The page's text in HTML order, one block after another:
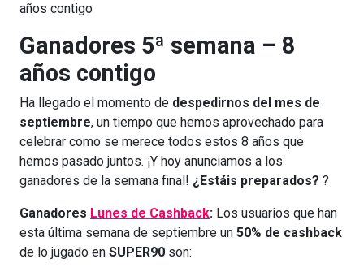
años contigo
Ganadores 5ª semana – 8
años contigo
Ha llegado el momento de despedirnos del mes de
septiembre, un tiempo que hemos aprovechado para
celebrar como se merece todos estos 8 años que
hemos pasado juntos. ¡Y hoy anunciamos a los
ganadores de la semana final! ¿Estáis preparados? ?
Ganadores Lunes de Cashback: Los usuarios que han
esta última semana de septiembre un 50% de cashback
de lo jugado en SUPER90 son: